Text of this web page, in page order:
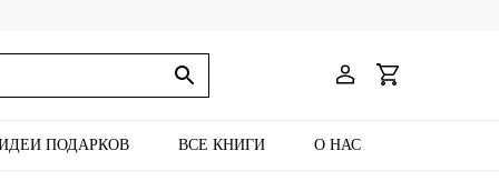
ПОДАРКОВ ВСЕ КНИГИ О НАС